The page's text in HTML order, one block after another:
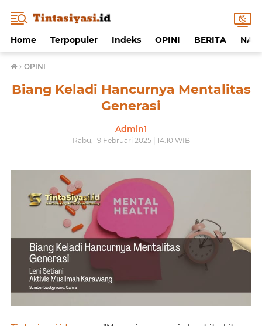
Home Terpopuler Indeks OPINI BERITA
› OPINI
Biang Keladi Hancurnya Mentalitas
Generasi
Admin1
Rabu, 19 Februari 2025 | 14:10 WIB